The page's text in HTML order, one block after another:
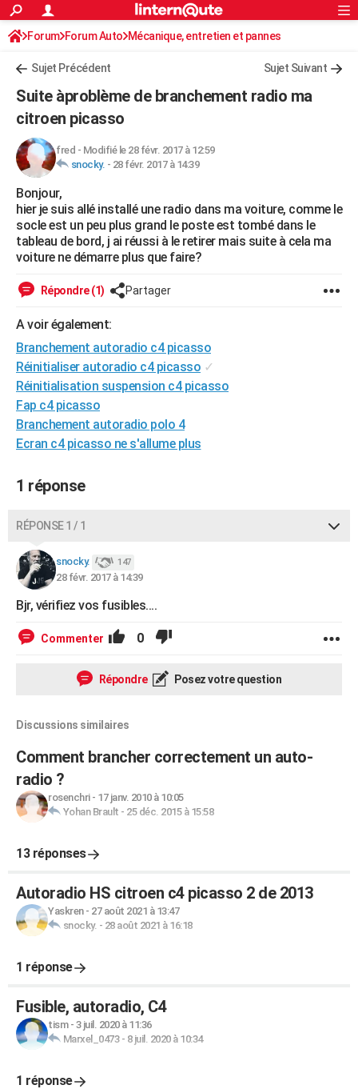
ACTUALITÉS
Politique
Société
Faits Divers
Education
Monde
Villes
+
Programme TV
Streaming
Cinéma
Sorties cinéma
Musique
FINANCE
Retraite
Impôts
Epargne
Immobilier
Risques naturels par ville
Banque
Assurance
Crédit
AUTO
Essais
Réserver un essai
Citadines
Berlines
SUV
Forum auto
HIGH-TECH
Mobiles
Meilleur smartphone
Internet
Ordinateurs
Jeux vidéo
Guide high-tech
BRICOLAGE
Forum
Aménagement intérieur
Extérieur
Cuisine
Salle de bains
Jardinage
Rangement
WEEK-END
LIFESTYLE
Alimentation
Guide de la santé
Maladies
Médicaments
Sommeil
VOYAGE
Destinations
City break
Voyage nature
Voyage de noces
Forum
Climat
+PHOTO
GUIDES D'ACHAT
BONS PLANS
COPAINS D'AVANT
S'inscrire
Se connecter
Lycées
Collèges
Primaires
Universités
Entreprises
Service militaire
Avis de recherche
AVIS DE DÉCÈS
FORUM
Rechercher
S'inscrire
Connexion
Forum Forum Auto Mécanique, entretien et pannes
Sujet Précédent Sujet Suivant
Suite àproblème de branchement radio ma
citroen picasso
fred - Modifié le 28 févr. 2017 à 12:59
snocky. - 28 févr. 2017 à 14:39
Bonjour,
hier je suis allé installé une radio dans ma voiture, comme le
socle est un peu plus grand le poste est tombé dans le
tableau de bord, j ai réussi à le retirer mais suite à cela ma
voiture ne démarre plus que faire?
Répondre (1) Partager
A voir également:
Branchement autoradio c4 picasso
Réinitialiser autoradio c4 picasso ✓
Réinitialisation suspension c4 picasso
Fap c4 picasso
Branchement autoradio polo 4
Ecran c4 picasso ne s'allume plus
1 réponse
RÉPONSE 1 / 1
snocky. 147
28 févr. 2017 à 14:39
Bjr, vérifiez vos fusibles....
Commenter 0
Répondre Posez votre question
Discussions similaires
Comment brancher correctement un auto-
radio ?
rosenchri- 17 janv. 2010 à 10:05
Yohan Brault - 25 déc. 2015 à 15:58
13 réponses
Autoradio HS citroen c4 picasso 2 de 2013
Yaskren- 27 août 2021 à 13:47
snocky. - 28 août 2021 à 16:18
1 réponse
Fusible, autoradio, C4
tism- 3 juil. 2020 à 11:36
Marxel_0473- 8 juil. 2020 à 10:34
1 réponse